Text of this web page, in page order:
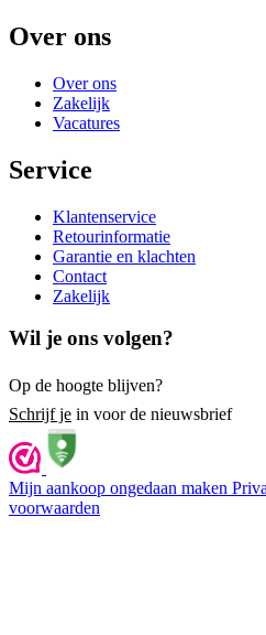
Over ons
Over ons
Zakelijk
Vacatures
Service
Klantenservice
Retourinformatie
Garantie en klachten
Contact
Zakelijk
Wil je ons volgen?
Op de hoogte blijven?
Schrijf je in voor de nieuwsbrief
Mijn aankoop ongedaan maken
voorwaarden